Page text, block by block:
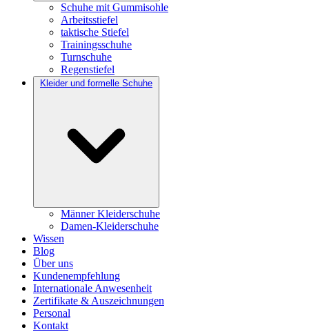
Schuhe mit Gummisohle
Arbeitsstiefel
taktische Stiefel
Trainingsschuhe
Turnschuhe
Regenstiefel
Kleider und formelle Schuhe
Männer Kleiderschuhe
Damen-Kleiderschuhe
Wissen
Blog
Über uns
Kundenempfehlung
Internationale Anwesenheit
Zertifikate & Auszeichnungen
Personal
Kontakt